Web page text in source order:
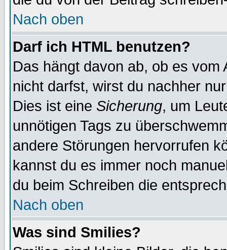
Nach oben
Darf ich HTML benutzen?
Das hängt davon ab, ob es
nicht darfst, wirst du nachher
Dies ist eine Sicherung, um
unnötigen Tags zu
andere Störungen hervorrufen
kannst du es immer noch
du beim Schreiben die
Nach oben
Was sind Smilies?